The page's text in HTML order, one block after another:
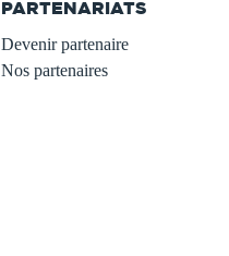
PARTENARIATS
Devenir partenaire
Nos partenaires